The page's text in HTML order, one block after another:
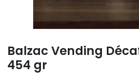
Balzac Vending
454 gr